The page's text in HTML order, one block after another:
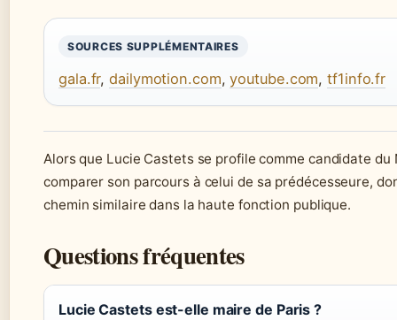
SOURCES SUPPLÉMENTAIRES
gala.fr,dailymotion.com,youtube.com,tf1info.fr
Alors que Lucie Castets se profile comme candidate
comparer son parcours à celui de sa prédécesseure,
chemin similaire dans la haute fonction publique.
Questions fréquentes
Lucie Castets est-elle maire de Paris ?